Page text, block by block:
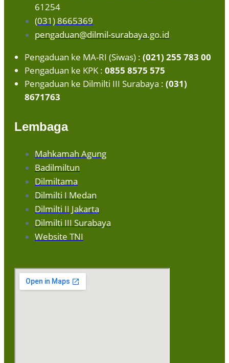
61254
(031) 8665369
pengaduan@dilmil-surabaya.go.id
Pengaduan ke MA-RI (Siwas) : (021) 255 783 00
Pengaduan ke KPK : 0855 8575 575
Pengaduan ke Dilmilti III Surabaya : (031)
8671763
Lembaga
Mahkamah Agung
Badilmiltun
Dilmiltama
Dilmilti I Medan
Dilmilti II Jakarta
Dilmilti III Surabaya
Website TNI